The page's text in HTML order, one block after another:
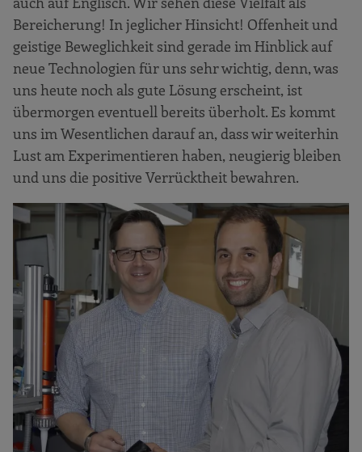
Bereicherung! In jeglicher Hinsicht! Offenheit und
geistige Beweglichkeit sind gerade im Hinblick auf
neue Technologien für uns sehr wichtig, denn, was
uns heute noch als gute Lösung erscheint, ist
übermorgen eventuell bereits überholt. Es kommt
uns im Wesentlichen darauf an, dass wir weiterhin
Lust am Experimentieren haben, neugierig bleiben
und uns die positive Verrücktheit bewahren.